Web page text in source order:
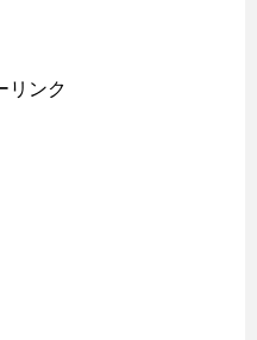
リンク